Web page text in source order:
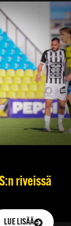
riveissä
LUE LISÄÄ